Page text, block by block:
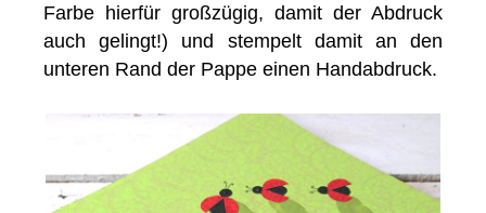
Farbe hierfür großzügig, damit der Abdruck
auch gelingt!) und stempelt damit an den
unteren Rand der Pappe einen Handabdruck.